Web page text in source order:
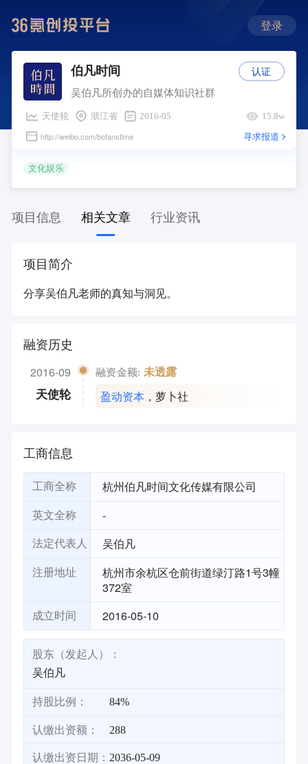
登录
伯凡时间
吴伯凡所创办的自媒体知识社群
天使轮 浙江省 2016-05 15.8w
http://weibo.com/bofanstime 寻求报道
文化娱乐
认证
项目信息 相关文章 行业资讯
项目简介
分享吴伯凡老师的真知与洞见。
融资历史
2016-09
天使轮
融资金额: 未透露
盈动资本 ，萝卜社
工商信息
工商全称 杭州伯凡时间文化传媒有限公司
英文全称 -
法定代表人 吴伯凡
注册地址
杭州市余杭区仓前街道绿汀路1号3幢
372室
成立时间 2016-05-10
股东（发起人）：
吴伯凡
持股比例： 84%
认缴出资额： 288
认缴出资日期： 2036-05-09